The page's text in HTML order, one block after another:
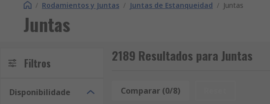
/ Rodamientos y Juntas / Juntas de Estanqueidad / Juntas
Juntas
Filtros
Disponibilidade
2189 Resultados para Juntas
Comparar (0/8)